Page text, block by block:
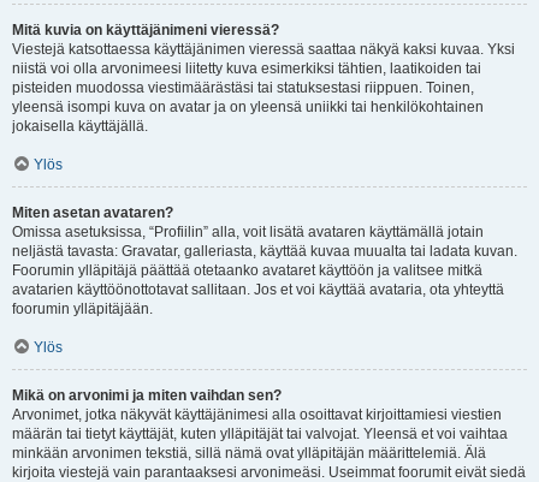
Mitä kuvia on käyttäjänimeni vieressä?
Viestejä katsottaessa käyttäjänimen vieressä saattaa näkyä kaksi kuvaa. Yksi
niistä voi olla arvonimeesi liitetty kuva esimerkiksi tähtien, laatikoiden tai
pisteiden muodossa viestimäärästäsi tai statuksestasi riippuen. Toinen,
yleensä isompi kuva on avatar ja on yleensä uniikki tai henkilökohtainen
jokaisella käyttäjällä.
Ylös
Miten asetan avataren?
Omissa asetuksissa, “Profiilin” alla, voit lisätä avataren käyttämällä jotain
neljästä tavasta: Gravatar, galleriasta, käyttää kuvaa muualta tai ladata kuvan.
Foorumin ylläpitäjä päättää otetaanko avataret käyttöön ja valitsee mitkä
avatarien käyttöönottotavat sallitaan. Jos et voi käyttää avataria, ota yhteyttä
foorumin ylläpitäjään.
Ylös
Mikä on arvonimi ja miten vaihdan sen?
Arvonimet, jotka näkyvät käyttäjänimesi alla osoittavat kirjoittamiesi viestien
määrän tai tietyt käyttäjät, kuten ylläpitäjät tai valvojat. Yleensä et voi vaihtaa
minkään arvonimen tekstiä, sillä nämä ovat ylläpitäjän määrittelemiä. Älä
kirjoita viestejä vain parantaaksesi arvonimeäsi. Useimmat foorumit eivät siedä